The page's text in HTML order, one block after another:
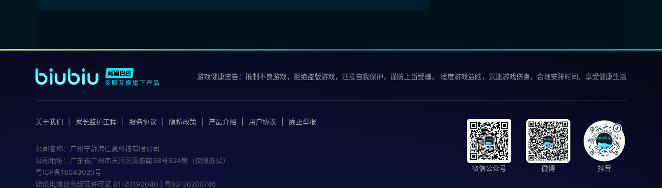
游戏健康忠告：抵制不良游戏，拒绝盗版游戏，注意自我保护，谨防上当受骗， 适度游戏益脑，沉迷游戏伤身，合理安排时间，享受健康生活
关于我们 家长监护工程 服务协议 隐私政策 产品介绍 用户协议 廉正举报
微信公众号 微博 抖音
公司名称：广州宁静海信息科技有限公司
公司地址：广东省广州市天河区高普路38号624房（仅限办公）
粤ICP备16043020号
增值电信业务经营许可证 B1-20190040 | 粤B2-20200746